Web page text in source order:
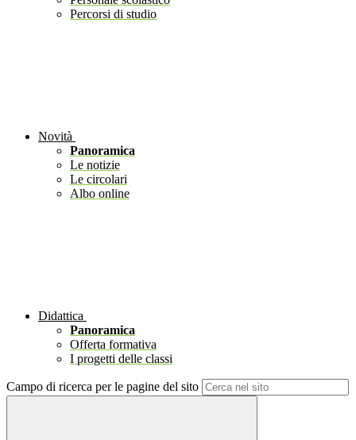
Percorsi di studio
Novità
Panoramica
Le notizie
Le circolari
Albo online
Didattica
Panoramica
Offerta formativa
I progetti delle classi
Campo di ricerca per le pagine del sito